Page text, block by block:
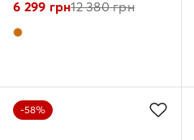
6 299 грн12 380грн
-58%